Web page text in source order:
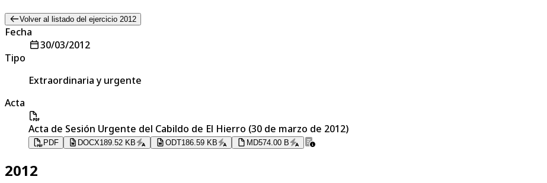
Volver al listado del ejercicio 2012
Fecha
30/03/2012
Tipo
Extraordinaria y urgente
Acta
Acta de Sesión Urgente del Cabildo de El Hierro (30 de marzo de 2012)
PDF DOCX189.52 KB ODT186.59 KB MD574.00 B
2012